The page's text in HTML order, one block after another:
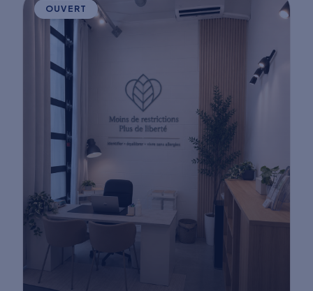
OUVERT